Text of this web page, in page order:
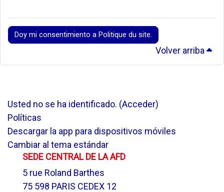
Doy mi consentimiento a Politique du site.
Volver arriba
Usted no se ha identificado. (Acceder)
Políticas
Descargar la app para dispositivos móviles
Cambiar al tema estándar
SEDE CENTRAL DE LA AFD
5 rue Roland Barthes
75 598 PARIS CEDEX 12